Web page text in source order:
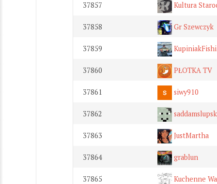
37857 Kultura
37858 Gr Szewczyk
37859
37860 PŁOTKA TV
37861 siwy910
37862
37863 JustMartha
37864 grablun
37865 Kuchenne